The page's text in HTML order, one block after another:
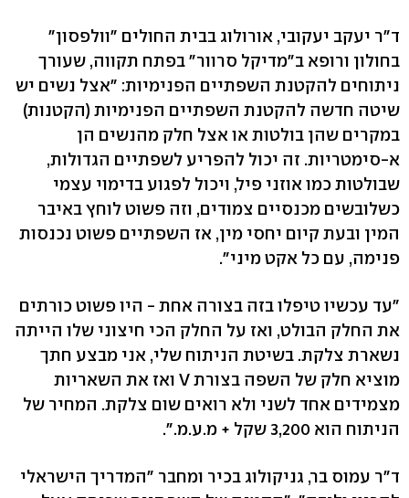
ד"ר יעקב יעקובי, אורולוג בבית החולים "וולפסון"
בחולון ורופא ב"מדיקל סרוור" בפתח תקווה, שעורך
ניתוחים להקטנת השפתיים הפנימיות: "אצל נשים יש
שיטה חדשה להקטנת השפתיים הפנימיות (הקטנות)
במקרים שהן בולטות או אצל חלק מהנשים הן
א-סימטריות. זה יכול להפריע לשפתיים הגדולות,
שבולטות כמו אוזני פיל, ויכול לפגוע בדימוי עצמי
כשלובשים מכנסיים צמודים, וזה פשוט לוחץ באיבר
המין ובעת קיום יחסי מין, אז השפתיים פשוט נכנסות
פנימה, עם כל אקט מיני".
"עד עכשיו טיפלו בזה בצורה אחת - היו פשוט כורתים
את החלק הבולט, ואז על החלק הכי חיצוני שלו הייתה
נשארת צלקת. בשיטת הניתוח שלי, אני מבצע חתך
מוציא חלק של השפה בצורת V ואז את השאריות
מצמידים אחד לשני ולא רואים שום צלקת. המחיר של
הניתוח הוא 3,200 שקל + מ.ע.מ.".
ד"ר עמוס בר, גניקולוג בכיר ומחבר "המדריך הישראלי